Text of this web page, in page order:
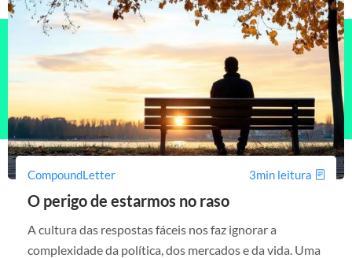
CompoundLetter 3min leitura
O perigo de estarmos no raso
A cultura das respostas fáceis nos faz ignorar a
complexidade da política, dos mercados e da vida. Uma